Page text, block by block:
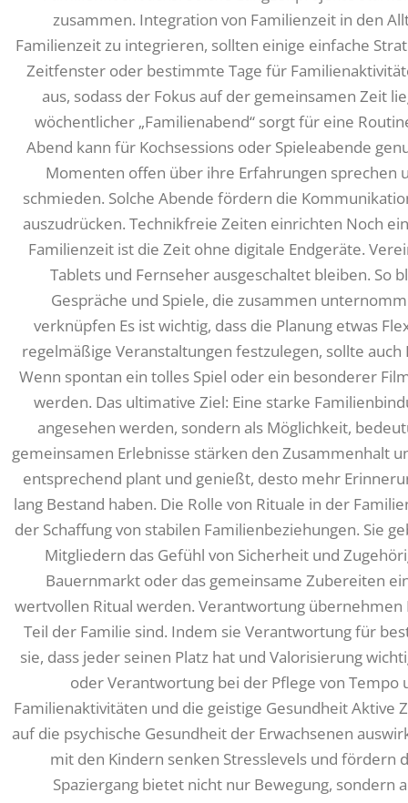
zusammen. Integration von Familienzeit in den
Familienzeit zu integrieren, sollten einige einfache
Zeitfenster oder bestimmte Tage für
aus, sodass der Fokus auf der gemeinsamen Zeit
wöchentlicher „Familienabend“ sorgt für eine
Abend kann für Kochsessions oder Spieleabende
Momenten offen über ihre Erfahrungen sprechen
schmieden. Solche Abende fördern die
auszudrücken. Technikfreie Zeiten einrichten Noch
Familienzeit ist die Zeit ohne digitale Endgeräte.
Tablets und Fernseher ausgeschaltet bleiben. So
Gespräche und Spiele, die zusammen
verknüpfen Es ist wichtig, dass die Planung etwas
regelmäßige Veranstaltungen festzulegen, sollte
Wenn spontan ein tolles Spiel oder ein besonderer
werden. Das ultimative Ziel: Eine starke
angesehen werden, sondern als Möglichkeit,
gemeinsamen Erlebnisse stärken den Zusammenhalt
entsprechend plant und genießt, desto mehr
lang Bestand haben. Die Rolle von Rituale in der
der Schaffung von stabilen Familienbeziehungen. Sie
Mitgliedern das Gefühl von Sicherheit und
Bauernmarkt oder das gemeinsame Zubereiten
wertvollen Ritual werden. Verantwortung übernehmen
Teil der Familie sind. Indem sie Verantwortung für
sie, dass jeder seinen Platz hat und Valorisierung
oder Verantwortung bei der Pflege von Tempo
Familienaktivitäten und die geistige Gesundheit Aktive
auf die psychische Gesundheit der Erwachsenen
mit den Kindern senken Stresslevels und fördern
Spaziergang bietet nicht nur Bewegung, sondern